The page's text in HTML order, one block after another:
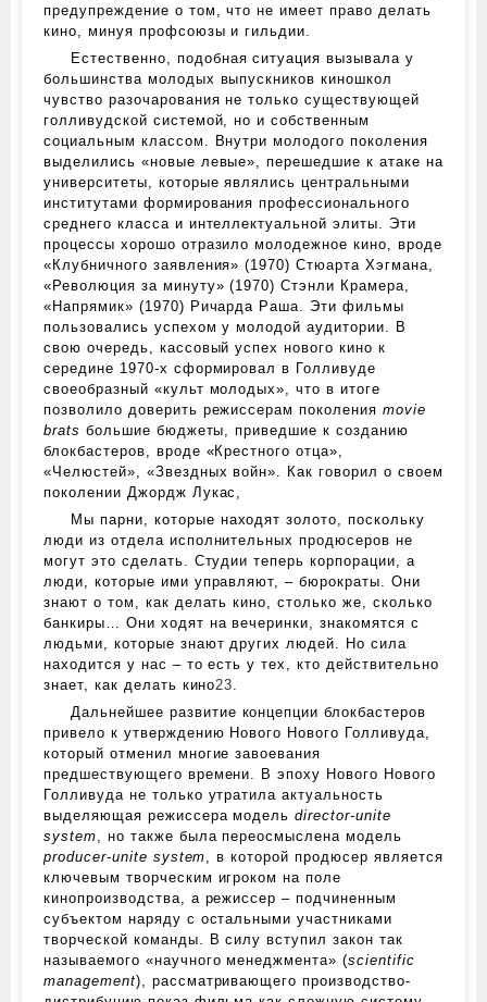
предупреждение о том, что не имеет право делать
кино, минуя профсоюзы и гильдии.
Естественно, подобная ситуация вызывала у
большинства молодых выпускников киношкол
чувство разочарования не только существующей
голливудской системой, но и собственным
социальным классом. Внутри молодого поколения
выделились «новые левые», перешедшие к атаке на
университеты, которые являлись центральными
институтами формирования профессионального
среднего класса и интеллектуальной элиты. Эти
процессы хорошо отразило молодежное кино, вроде
«Клубничного заявления» (1970) Стюарта Хэгмана,
«Революция за минуту» (1970) Стэнли Крамера,
«Напрямик» (1970) Ричарда Раша. Эти фильмы
пользовались успехом у молодой аудитории. В
свою очередь, кассовый успех нового кино к
середине 1970‑х сформировал в Голливуде
своеобразный «культ молодых», что в итоге
позволило доверить режиссерам поколенияmovie
brats большие бюджеты, приведшие к созданию
блокбастеров, вроде «Крестного отца»,
«Челюстей», «Звездных войн». Как говорил о своем
поколении Джордж Лукас,
Мы парни, которые находят золото, поскольку
люди из отдела исполнительных продюсеров не
могут это сделать. Студии теперь корпорации, а
люди, которые ими управляют, – бюрократы. Они
знают о том, как делать кино, столько же, сколько
банкиры… Они ходят на вечеринки, знакомятся с
людьми, которые знают других людей. Но сила
находится у нас – то есть у тех, кто действительно
знает, как делать кино23
Дальнейшее развитие концепции блокбастеров
привело к утверждению Нового Нового Голливуда,
который отменил многие завоевания
предшествующего времени. В эпоху Нового Нового
Голливуда не только утратила актуальность
выделяющая режиссера модельdirector-unite
system , но также была переосмыслена модель
producer-unite system , в которой продюсер является
ключевым творческим игроком на поле
кинопроизводства, а режиссер – подчиненным
субъектом наряду с остальными участниками
творческой команды. В силу вступил закон так
называемого «научного менеджмента» (scientific
management), рассматривающего производство-